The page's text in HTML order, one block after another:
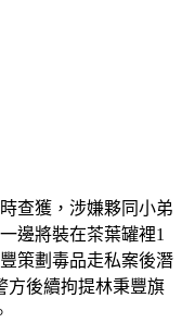
邊將裝在茶葉罐裡1
策劃毒品走私案後潛
方後續拘提林秉豐旗